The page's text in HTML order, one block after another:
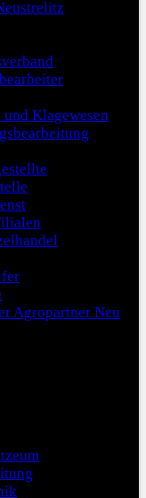
Klagewesen
Agropartner Neu